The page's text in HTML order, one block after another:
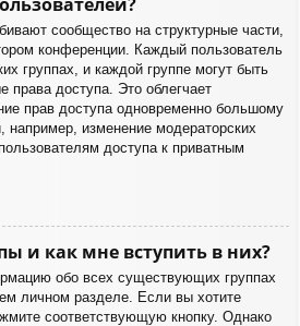
сообщество на структурные части,
конференции. Каждый пользователь
группах, и каждой группе могут быть
права доступа. Это облегчает
прав доступа одновременно большому
например, изменение модераторских
доступа к приватным
и как мне вступить в них?
обо всех существующих группах
личном разделе. Если вы хотите
соответствующую кнопку. Однако